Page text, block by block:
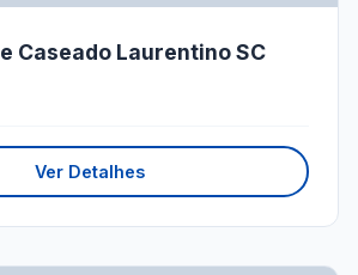
Caseado Laurentino SC
Ver Detalhes